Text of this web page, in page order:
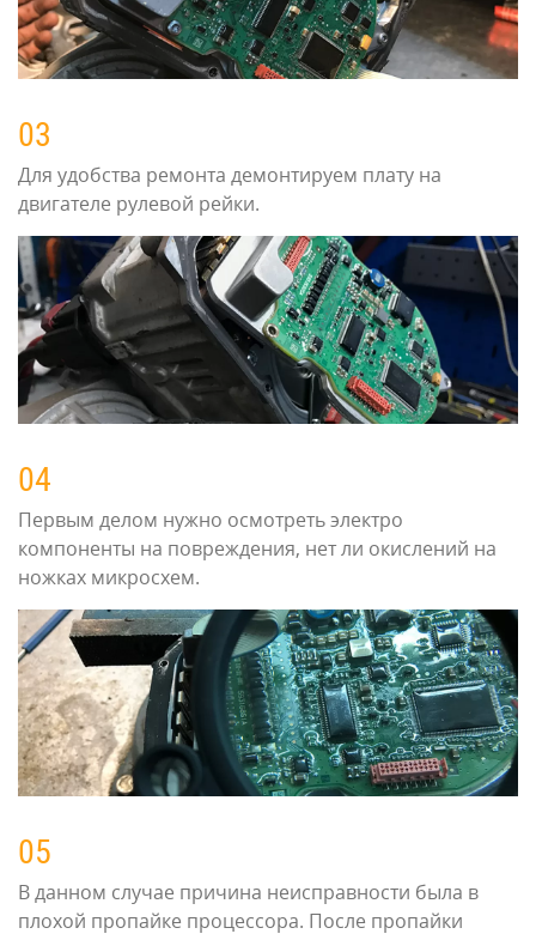
03
Для удобства ремонта демонтируем плату на
двигателе рулевой рейки.
04
Первым делом нужно осмотреть электро
компоненты на повреждения, нет ли окислений на
ножках микросхем.
05
В данном случае причина неисправности была в
плохой пропайке процессора. После пропайки